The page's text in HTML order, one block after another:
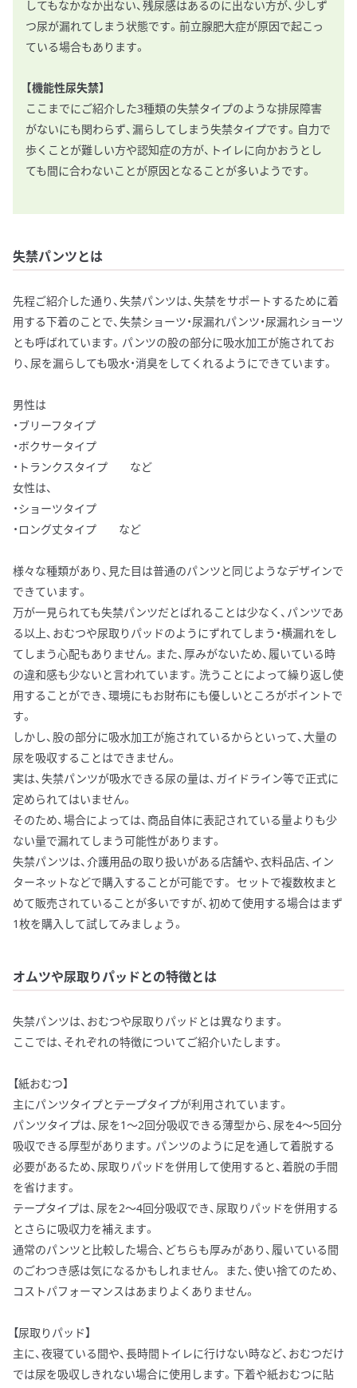
してもなかなか出ない、残尿感はあるのに出ない方が、少しず
つ尿が漏れてしまう状態です。前立腺肥大症が原因で起こっ
ている場合もあります。
【機能性尿失禁】
ここまでにご紹介した3種類の失禁タイプのような排尿障害
がないにも関わらず、漏らしてしまう失禁タイプです。自力で
歩くことが難しい方や認知症の方が、トイレに向かおうとし
ても間に合わないことが原因となることが多いようです。
失禁パンツとは
先程ご紹介した通り、失禁パンツは、失禁をサポートするために着
用する下着のことで、失禁ショーツ・尿漏れパンツ・尿漏れショーツ
とも呼ばれています。パンツの股の部分に吸水加工が施されてお
り、尿を漏らしても吸水・消臭をしてくれるようにできています。
男性は
・ブリーフタイプ
・ボクサータイプ
・トランクスタイプ など
女性は、
・ショーツタイプ
・ロング丈タイプ など
様々な種類があり、見た目は普通のパンツと同じようなデザインで
できています。
万が一見られても失禁パンツだとばれることは少なく、パンツであ
る以上、おむつや尿取りパッドのようにずれてしまう・横漏れをし
てしまう心配もありません。また、厚みがないため、履いている時
の違和感も少ないと言われています。洗うことによって繰り返し使
用することができ、環境にもお財布にも優しいところがポイントで
す。
しかし、股の部分に吸水加工が施されているからといって、大量の
尿を吸収することはできません。
実は、失禁パンツが吸水できる尿の量は、ガイドライン等で正式に
定められてはいません。
そのため、場合によっては、商品自体に表記されている量よりも少
ない量で漏れてしまう可能性があります。
失禁パンツは、介護用品の取り扱いがある店舗や、衣料品店、イン
ターネットなどで購入することが可能です。 セットで複数枚まと
めて販売されていることが多いですが、初めて使用する場合はまず
1枚を購入して試してみましょう。
オムツや尿取りパッドとの特徴とは
失禁パンツは、おむつや尿取りパッドとは異なります。
ここでは、それぞれの特徴についてご紹介いたします。
【紙おむつ】
主にパンツタイプとテープタイプが利用されています。
パンツタイプは、尿を1～2回分吸収できる薄型から、尿を4～5回分
吸収できる厚型があります。パンツのように足を通して着脱する
必要があるため、尿取りパッドを併用して使用すると、着脱の手間
を省けます。
テープタイプは、尿を2～4回分吸収でき、尿取りパッドを併用する
とさらに吸収力を補えます。
通常のパンツと比較した場合、どちらも厚みがあり、履いている間
のごわつき感は気になるかもしれません。 また、使い捨てのため、
コストパフォーマンスはあまりよくありません。
【尿取りパッド】
主に、夜寝ている間や、長時間トイレに行けない時など、おむつだけ
では尿を吸収しきれない場合に使用します。下着や紙おむつに貼